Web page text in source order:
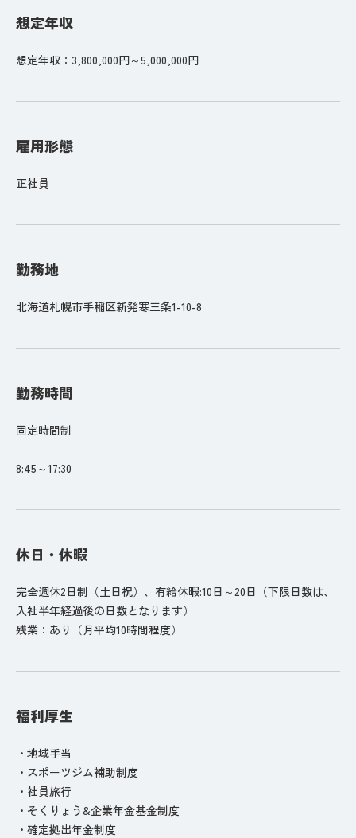
想定年収
想定年収：3,800,000円～5,000,000円
雇用形態
正社員
勤務地
北海道札幌市手稲区新発寒三条1-10-8
勤務時間
固定時間制
8:45～17:30
休日・休暇
完全週休2日制（土日祝）、有給休暇:10日～20日（下限日数は、
入社半年経過後の日数となります）
残業：あり（月平均10時間程度）
福利厚生
・地域手当
・スポーツジム補助制度
・社員旅行
・そくりょう&企業年金基金制度
・確定拠出年金制度